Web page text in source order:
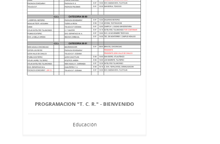
PROGRAMACION "T. C. R." - BIENVENIDO
Educación